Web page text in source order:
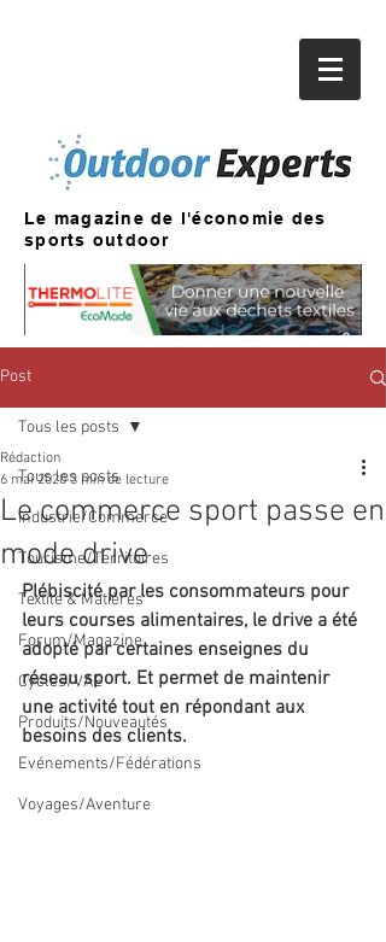
Le magazine de l'économie des
sports outdoor
Post
Tous les posts
Industrie/Commerce
Tourisme/Territoires
Textile & Matières
Forum/Magazine
Cycles/VAE
Produits/Nouveautés
Evénements/Fédérations
Voyages/Aventure
Tous les posts
Le commerce sport passe en
mode drive
Rédaction
6 mai 2020 3 min de lecture
Plébiscité par les consommateurs pour
leurs courses alimentaires, le drive a été
adopté par certaines enseignes du
réseau sport. Et permet de maintenir
une activité tout en répondant aux
besoins des clients.